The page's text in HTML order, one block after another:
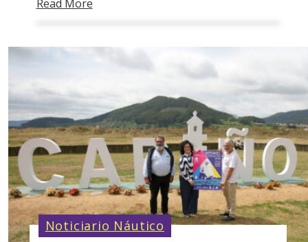
Read More
Noticiario Náutico